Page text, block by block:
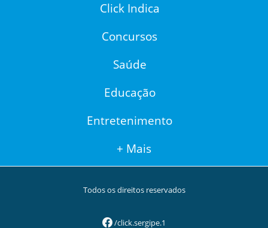
Click Indica
Concursos
Saúde
Educação
Entretenimento
+ Mais
Todos os direitos reservados
/click.sergipe.1